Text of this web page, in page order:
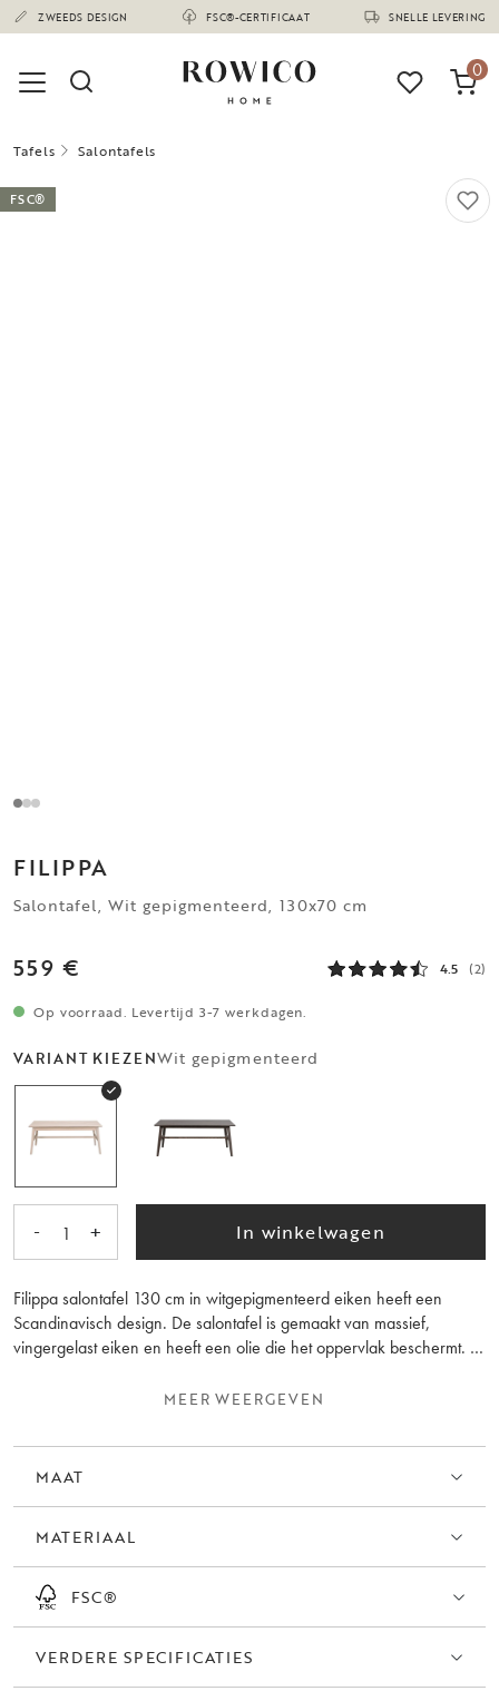
ZWEEDS DESIGN FSC®-CERTIFICAAT SNELLE LEVERING
(1674)
0
Tafels Salontafels
FSC®
FILIPPA
Salontafel, Wit gepigmenteerd, 130x70 cm
559 € 4.5 (2)
Op voorraad. Levertijd 3-7 werkdagen.
VARIANT KIEZENWit gepigmenteerd
- 1 + In winkelwagen
Filippa salontafel 130 cm in witgepigmenteerd eiken heeft een
Scandinavisch design. De salontafel is gemaakt van massief,
vingergelast eiken en heeft een olie die het oppervlak beschermt. In
opbergmeubels. Gemaakt in Europa.
MEER WEERGEVEN
MAAT
MATERIAAL
FSC®
VERDERE SPECIFICATIES